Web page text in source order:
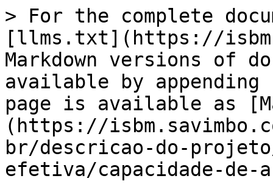
> For the complete
[llms.txt](https://
Markdown versions of
available by
page is available as
(https://
br/descricao-do-
efetiva/capacidade-de-